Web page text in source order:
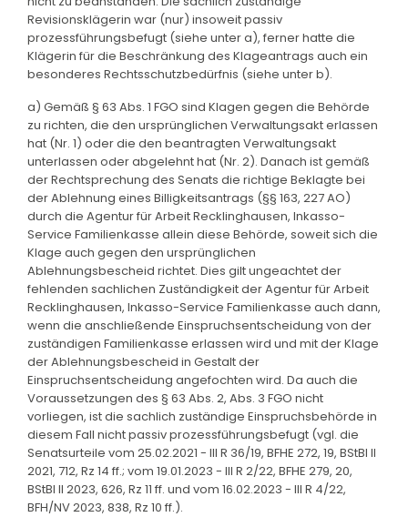
Revisionsklägerin war (nur) insoweit passiv
prozessführungsbefugt (siehe unter a), ferner hatte die
Klägerin für die Beschränkung des Klageantrags auch ein
besonderes Rechtsschutzbedürfnis (siehe unter b).
a) Gemäß § 63 Abs. 1 FGO sind Klagen gegen die Behörde
zu richten, die den ursprünglichen Verwaltungsakt erlassen
hat (Nr. 1) oder die den beantragten Verwaltungsakt
unterlassen oder abgelehnt hat (Nr. 2). Danach ist gemäß
der Rechtsprechung des Senats die richtige Beklagte bei
der Ablehnung eines Billigkeitsantrags (§§ 163, 227 AO)
durch die Agentur für Arbeit Recklinghausen, Inkasso-
Service Familienkasse allein diese Behörde, soweit sich die
Klage auch gegen den ursprünglichen
Ablehnungsbescheid richtet. Dies gilt ungeachtet der
fehlenden sachlichen Zuständigkeit der Agentur für Arbeit
Recklinghausen, Inkasso-Service Familienkasse auch dann,
wenn die anschließende Einspruchsentscheidung von der
zuständigen Familienkasse erlassen wird und mit der Klage
der Ablehnungsbescheid in Gestalt der
Einspruchsentscheidung angefochten wird. Da auch die
Voraussetzungen des § 63 Abs. 2, Abs. 3 FGO nicht
vorliegen, ist die sachlich zuständige Einspruchsbehörde in
diesem Fall nicht passiv prozessführungsbefugt (vgl. die
Senatsurteile vom 25.02.2021 - III R 36/19, BFHE 272, 19, BStBl II
2021, 712, Rz 14 ff.; vom 19.01.2023 - III R 2/22, BFHE 279, 20,
BStBl II 2023, 626, Rz 11 ff. und vom 16.02.2023 - III R 4/22,
BFH/NV 2023, 838, Rz 10 ff.).